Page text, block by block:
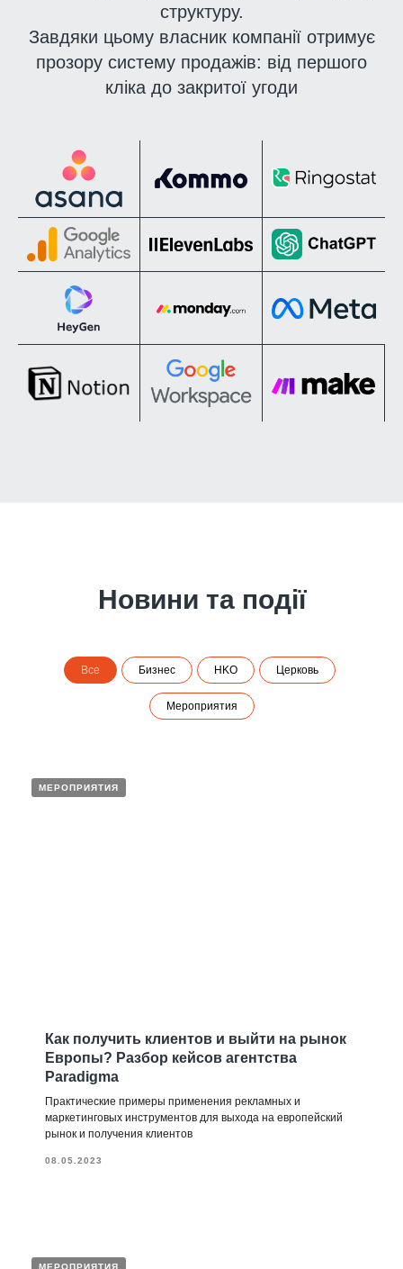
структуру.
Завдяки цьому власник компанії отримує
прозору систему продажів: від першого
кліка до закритої угоди
Новини та події
Все Бизнес НKO Церковь
Мероприятия
МЕРОПРИЯТИЯ
Как получить клиентов и выйти на рынок
Европы? Разбор кейсов агентства
Paradigma
Практические примеры применения рекламных и
маркетинговых инструментов для выхода на европейский
рынок и получения клиентов
08.05.2023